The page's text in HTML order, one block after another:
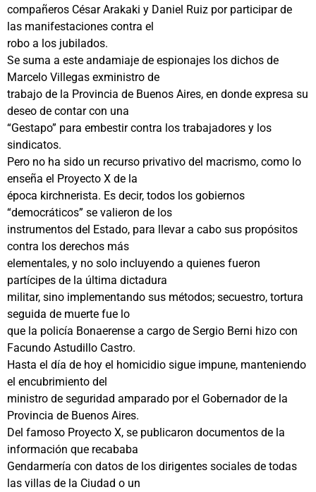
compañeros César Arakaki y Daniel Ruiz por participar de
las manifestaciones contra el
robo a los jubilados.
Se suma a este andamiaje de espionajes los dichos de
Marcelo Villegas exministro de
trabajo de la Provincia de Buenos Aires, en donde expresa su
deseo de contar con una
“Gestapo” para embestir contra los trabajadores y los
sindicatos.
Pero no ha sido un recurso privativo del macrismo, como lo
enseña el Proyecto X de la
época kirchnerista. Es decir, todos los gobiernos
“democráticos” se valieron de los
instrumentos del Estado, para llevar a cabo sus propósitos
contra los derechos más
elementales, y no solo incluyendo a quienes fueron
partícipes de la última dictadura
militar, sino implementando sus métodos; secuestro, tortura
seguida de muerte fue lo
que la policía Bonaerense a cargo de Sergio Berni hizo con
Facundo Astudillo Castro.
Hasta el día de hoy el homicidio sigue impune, manteniendo
el encubrimiento del
ministro de seguridad amparado por el Gobernador de la
Provincia de Buenos Aires.
Del famoso Proyecto X, se publicaron documentos de la
información que recababa
Gendarmería con datos de los dirigentes sociales de todas
las villas de la Ciudad o un